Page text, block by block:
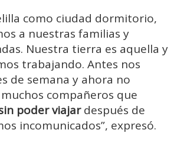
como ciudad dormitorio,
a nuestras familias y
Nuestra tierra es aquella y
trabajando. Antes nos
de semana y ahora no
compañeros que
poder viajardespués de
incomunicados”, expresó.